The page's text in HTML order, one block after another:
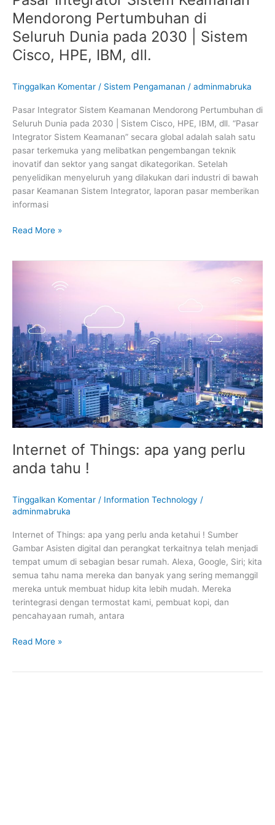
Mendorong Pertumbuhan di
Seluruh Dunia pada 2030 | Sistem
Cisco, HPE, IBM, dll.
Tinggalkan Komentar / Sistem Pengamanan / adminmabruka
Pasar Integrator Sistem Keamanan Mendorong Pertumbuhan di
Seluruh Dunia pada 2030 | Sistem Cisco, HPE, IBM, dll. “Pasar
Integrator Sistem Keamanan” secara global adalah salah satu
pasar terkemuka yang melibatkan pengembangan teknik
inovatif dan sektor yang sangat dikategorikan. Setelah
penyelidikan menyeluruh yang dilakukan dari industri di bawah
pasar Keamanan Sistem Integrator, laporan pasar memberikan
informasi
IBM,
Read More »
Internet of Things: apa yang perlu
anda tahu !
Tinggalkan Komentar / Information Technology /
adminmabruka
Internet of Things: apa yang perlu anda ketahui ! Sumber
Gambar Asisten digital dan perangkat terkaitnya telah menjadi
tempat umum di sebagian besar rumah. Alexa, Google, Siri; kita
semua tahu nama mereka dan banyak yang sering memanggil
mereka untuk membuat hidup kita lebih mudah. Mereka
terintegrasi dengan termostat kami, pembuat kopi, dan
pencahayaan rumah, antara
yang
perlu
anda
tahu
!
Read More »